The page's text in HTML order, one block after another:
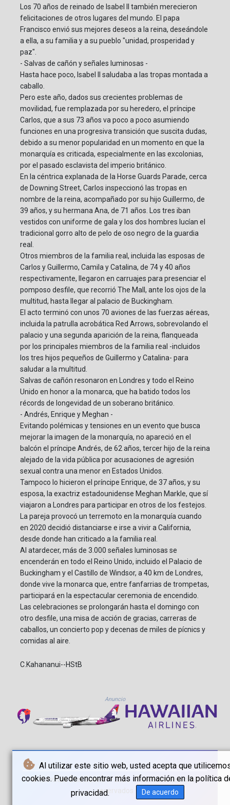
Al utilizar este sitio web, usted acepta que
cookies. Puede encontrar más información en la política
privacidad.
De acuerdo
Los 70 años de reinado de Isabel II también merecieron
felicitaciones de otros lugares del mundo. El papa
Francisco envió sus mejores deseos a la reina, deseándole
a ella, a su familia y a su pueblo "unidad, prosperidad y
paz".
- Salvas de cañón y señales luminosas -
Hasta hace poco, Isabel II saludaba a las tropas montada a
caballo.
Pero este año, dados sus crecientes problemas de
movilidad, fue remplazada por su heredero, el príncipe
Carlos, que a sus 73 años va poco a poco asumiendo
funciones en una progresiva transición que suscita dudas,
debido a su menor popularidad en un momento en que la
monarquía es criticada, especialmente en las excolonias,
por el pasado esclavista del imperio británico.
En la céntrica explanada de la Horse Guards Parade, cerca
de Downing Street, Carlos inspeccionó las tropas en
nombre de la reina, acompañado por su hijo Guillermo, de
39 años, y su hermana Ana, de 71 años. Los tres iban
vestidos con uniforme de gala y los dos hombres lucían el
tradicional gorro alto de pelo de oso negro de la guardia
real.
Otros miembros de la familia real, incluida las esposas de
Carlos y Guillermo, Camila y Catalina, de 74 y 40 años
respectivamente, llegaron en carruajes para presenciar el
pomposo desfile, que recorrió The Mall, ante los ojos de la
multitud, hasta llegar al palacio de Buckingham.
El acto terminó con unos 70 aviones de las fuerzas aéreas,
incluida la patrulla acrobática Red Arrows, sobrevolando el
palacio y una segunda aparición de la reina, flanqueada
por los principales miembros de la familia real -incluidos
los tres hijos pequeños de Guillermo y Catalina- para
saludar a la multitud.
Salvas de cañón resonaron en Londres y todo el Reino
Unido en honor a la monarca, que ha batido todos los
récords de longevidad de un soberano británico.
- Andrés, Enrique y Meghan -
Evitando polémicas y tensiones en un evento que busca
mejorar la imagen de la monarquía, no apareció en el
balcón el príncipe Andrés, de 62 años, tercer hijo de la reina
alejado de la vida pública por acusaciones de agresión
sexual contra una menor en Estados Unidos.
Tampoco lo hicieron el príncipe Enrique, de 37 años, y su
esposa, la exactriz estadounidense Meghan Markle, que sí
viajaron a Londres para participar en otros de los festejos.
La pareja provocó un terremoto en la monarquía cuando
en 2020 decidió distanciarse e irse a vivir a California,
desde donde han criticado a la familia real.
Al atardecer, más de 3.000 señales luminosas se
encenderán en todo el Reino Unido, incluido el Palacio de
Buckingham y el Castillo de Windsor, a 40 km de Londres,
donde vive la monarca que, entre fanfarrias de trompetas,
participará en la espectacular ceremonia de encendido.
Las celebraciones se prolongarán hasta el domingo con
otro desfile, una misa de acción de gracias, carreras de
caballos, un concierto pop y decenas de miles de pícnics y
comidas al aire.
C.Kahananui--HStB
Anuncio
© Honolulu Star Bulletin - 2026 - Todos los derechos
reservados